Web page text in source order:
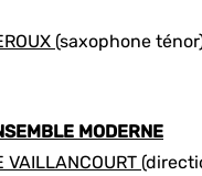
(saxophone
MODERNE
VAILLANCOURT